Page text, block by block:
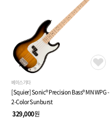
베이스기타
[Squier] Sonic® Precision Bass® MN WPG -
2-Color Sunburst
329,000원